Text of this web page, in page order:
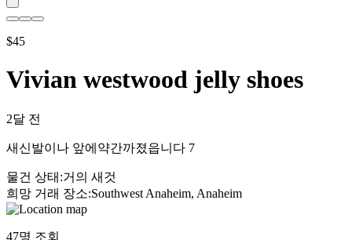
$45
Vivian westwood jelly shoes
2달 전
새신발이나 앞에약간까졌읍니다 7
물건 상태 :거의 새것
희망 거래 장소:Southwest Anaheim, Anaheim
47명 조회